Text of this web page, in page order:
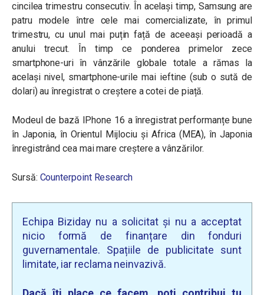
cincilea trimestru consecutiv. În același timp, Samsung are
patru modele între cele mai comercializate, în primul
trimestru, cu unul mai puțin față de aceeași perioadă a
anului trecut. În timp ce ponderea primelor zece
smartphone-uri în vânzările globale totale a rămas la
același nivel, smartphone-urile mai ieftine (sub o sută de
dolari) au înregistrat o creștere a cotei de piață.
Modeul de bază IPhone 16 a înregistrat performanțe bune
în Japonia, în Orientul Mijlociu și Africa (MEA), în Japonia
înregistrând cea mai mare creștere a vânzărilor.
Sursă: Counterpoint Research
Echipa Biziday nu a solicitat și nu a acceptat
nicio formă de finanțare din fonduri
guvernamentale. Spațiile de publicitate sunt
limitate, iar reclama neinvazivă.